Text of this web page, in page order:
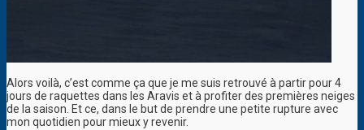
Alors voilà, c’est comme ça que je me suis retrouvé à partir pour 4
jours de raquettes dans les Aravis et à profiter des premières neiges
de la saison. Et ce, dans le but de prendre une petite rupture avec
mon quotidien pour mieux y revenir.